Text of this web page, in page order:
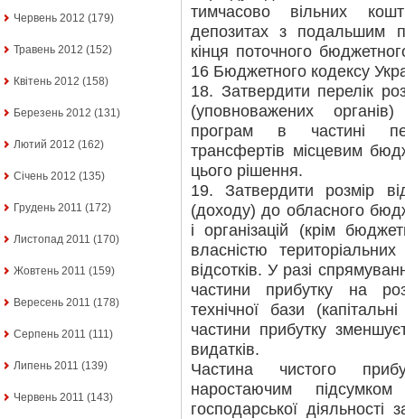
Червень 2012 (179)
Травень 2012 (152)
Квітень 2012 (158)
Березень 2012 (131)
Лютий 2012 (162)
Січень 2012 (135)
Грудень 2011 (172)
Листопад 2011 (170)
Жовтень 2011 (159)
Вересень 2011 (178)
Серпень 2011 (111)
Липень 2011 (139)
Червень 2011 (143)
тимчасово вільних
депозитах з подальшим
кінця поточного
16 Бюджетного кодексу
18. Затвердити перелік
(уповноважених
програм в частині
трансфертів місцевим
цього рішення.
19. Затвердити розмір
(доходу) до обласного
і організацій (крім
власністю
відсотків. У разі
частини прибутку на
технічної бази
частини прибутку
видатків.
Частина чистого
наростаючим
господарської діяльності